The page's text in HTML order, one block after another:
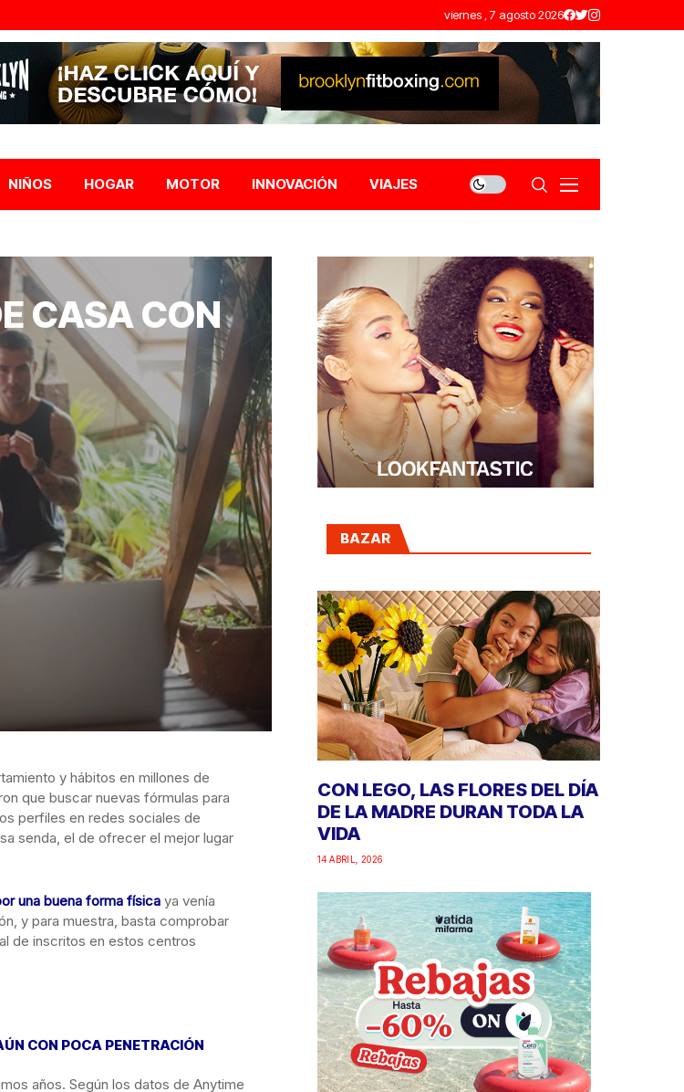
viernes , 7 agosto 2026
NIÑOS HOGAR MOTOR INNOVACIÓN VIAJES
CASA CON
y hábitos en millones de
que buscar nuevas fórmulas para
perfiles en redes sociales de
senda, el de ofrecer el mejor lugar
una buena forma física ya venía
y para muestra, basta comprobar
de inscritos en estos centros
CON POCA PENETRACIÓN
años. Según los datos de Anytime
BAZAR
CON LEGO, LAS FLORES DEL DÍA
DE LA MADRE DURAN TODA LA
VIDA
14 ABRIL, 2026